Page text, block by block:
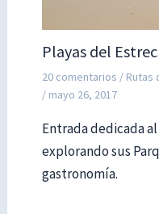
Playas del
20 comentarios / Rutas
/ mayo 26, 2017
Entrada dedicada
explorando sus
gastronomía.